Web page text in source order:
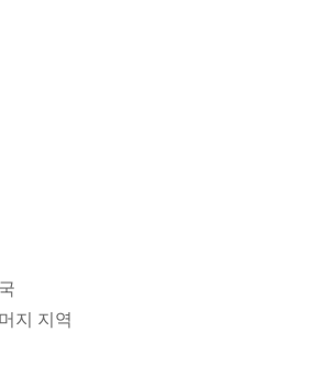
지 지역